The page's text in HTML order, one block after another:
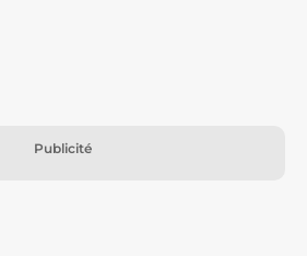
Publicité